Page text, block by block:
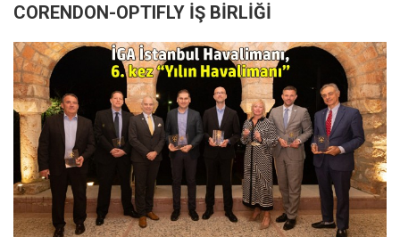
CORENDON-OPTIFLY İŞ BİRLİĞİ